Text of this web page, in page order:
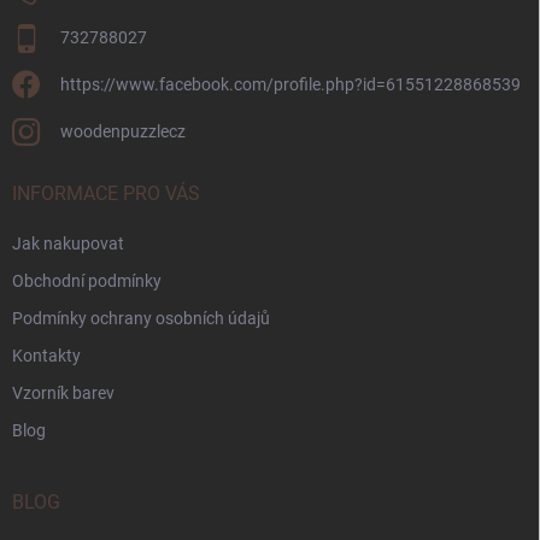
732788027
https://www.facebook.com/profile.php?id=61551228868539
woodenpuzzlecz
INFORMACE PRO VÁS
Jak nakupovat
Obchodní podmínky
Podmínky ochrany osobních údajů
Kontakty
Vzorník barev
Blog
BLOG